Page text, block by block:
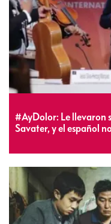
#AyDolor: Le llevaron
Savater, y el español